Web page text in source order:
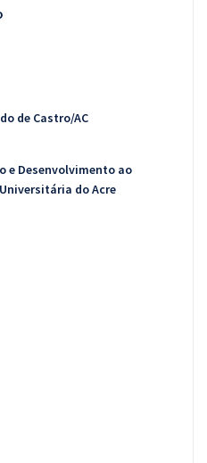
de Castro/AC
e Desenvolvimento ao
do Acre